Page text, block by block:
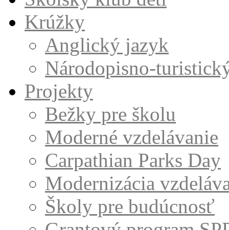
Krúžky
Anglický jazyk
Národopisno-
Projekty
Bežky pre školu
Moderné vzdelávanie
Carpathian Parks Day
Modernizácia
Školy pre budúcnosť